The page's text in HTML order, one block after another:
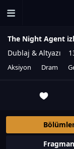
The Night Agent
Dublaj & Altyazı
Aksiyon Dram
Fragman